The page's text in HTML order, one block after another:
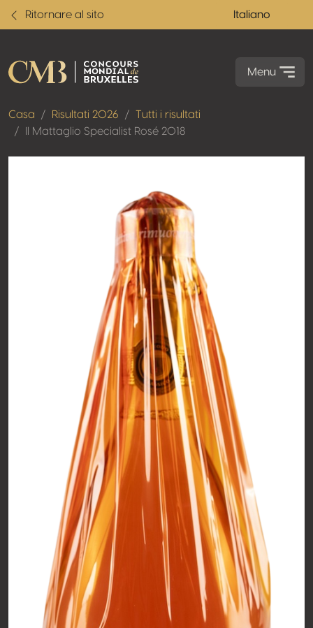
Ritornare al sito Italiano
Menu
Casa Risultati 2026
Tutti i risultati
Il Mattaglio Specialist Rosé 2018